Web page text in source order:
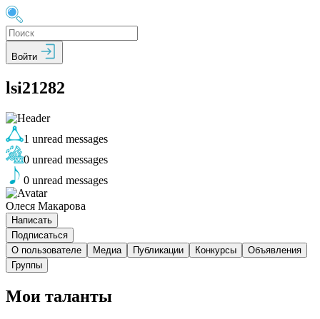
Войти
lsi21282
1 unread messages
0 unread messages
0 unread messages
Олеся Макарова
Написать
Подписаться
О пользователе
Медиа Публикации Конкурсы
Объявления
Группы
Мои таланты